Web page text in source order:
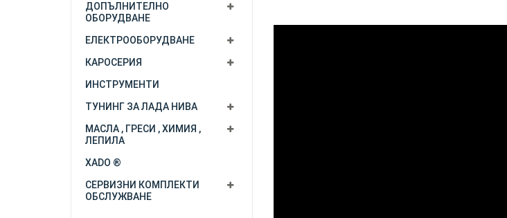
ДОПЪЛНИТЕЛНО
ОБОРУДВАНЕ
ЕЛЕКТРООБОРУДВАНЕ
КАРОСЕРИЯ
ИНСТРУМЕНТИ
ТУНИНГ ЗА ЛАДА НИВА
МАСЛА , ГРЕСИ , ХИМИЯ ,
ЛЕПИЛА
XADO ®
СЕРВИЗНИ КОМПЛЕКТИ
ОБСЛУЖВАНЕ